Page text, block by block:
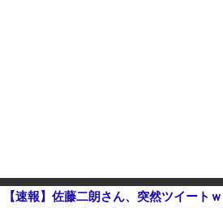
【速報】佐藤二朗さん、突然ツイート